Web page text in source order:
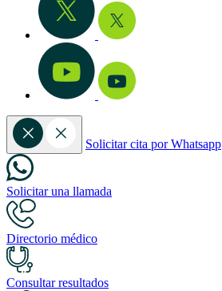
Solicitar cita por Whatsapp
Solicitar una llamada
Directorio médico
Consultar resultados